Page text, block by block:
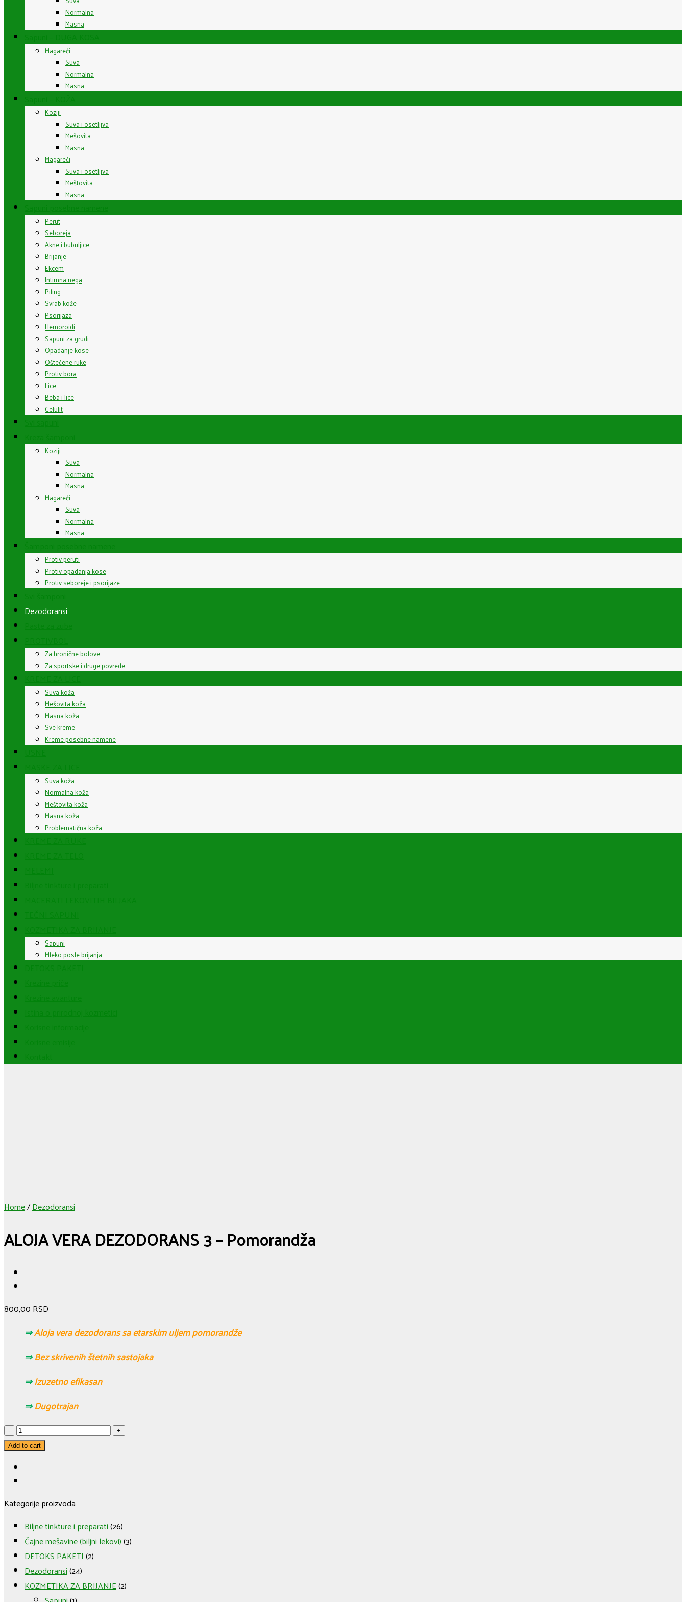
Normalna
Masna
Magareći
Suva
Normalna
Masna
Koziji
Suva i osetljiva
Mešovita
Masna
Magareći
Suva i osetljiva
Meštovita
Masna
Perut
Seboreja
Akne i bubuljice
Brijanje
Ekcem
Intimna nega
Piling
Svrab kože
Psorijaza
Hemoroidi
Sapuni za grudi
Opadanje kose
Oštećene ruke
Protiv bora
Lice
Beba i lice
Celulit
Koziji
Suva
Normalna
Masna
Magareći
Suva
Normalna
Masna
Protiv peruti
Protiv opadanja kose
Protiv seboreje i psorijaze
Dezodoransi
Za hronične bolove
Za sportske i druge povrede
Suva koža
Mešovita koža
Masna koža
Sve kreme
Kreme posebne namene
Suva koža
Normalna koža
Meštovita koža
Masna koža
Problematična koža
Sapuni
Mleko posle brijanja
Home/Dezodoransi
ALOJA VERA DEZODORANS 3 – Pomorandža
800,00 RSD
⇒Aloja vera dezodorans sa etarskim uljem pomorandže
⇒Bez skrivenih štetnih sastojaka
⇒Izuzetno efikasan
⇒Dugotrajan
ALOJA
VERA
3
Pomorandža
Add to cart
Kategorije proizvoda
Biljne tinkture i preparati(26)
Čajne mešavine (biljni lekovi)(3)
DETOKS PAKETI(2)
Dezodoransi(24)
KOZMETIKA ZA BRIJANJE(2)